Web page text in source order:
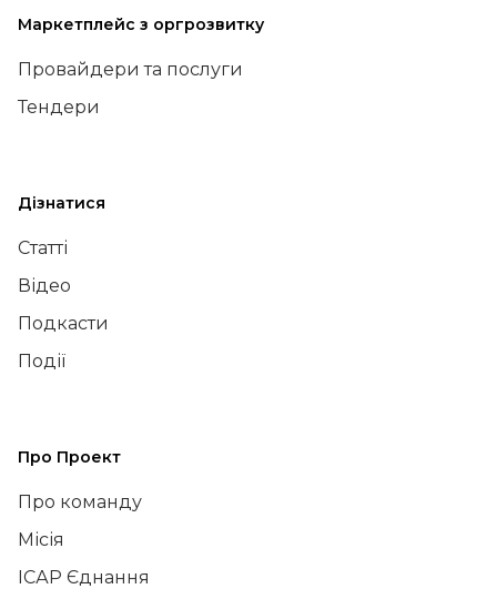
Маркетплейс з оргрозвитку
Провайдери та послуги
Тендери
Дізнатися
Статті
Відео
Подкасти
Події
Про Проект
Про команду
Місія
ІСАР Єднання